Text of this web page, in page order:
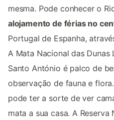
mesma. Pode conhecer o
alojamento de férias no
Portugal de Espanha,
A Mata Nacional das Dunas
Santo António é palco de
observação de fauna e
pode ter a sorte de ver
mata a sua casa. A